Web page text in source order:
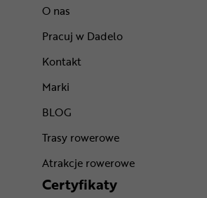
O nas
Pracuj w Dadelo
Kontakt
Marki
BLOG
Trasy rowerowe
Atrakcje rowerowe
Certyfikaty